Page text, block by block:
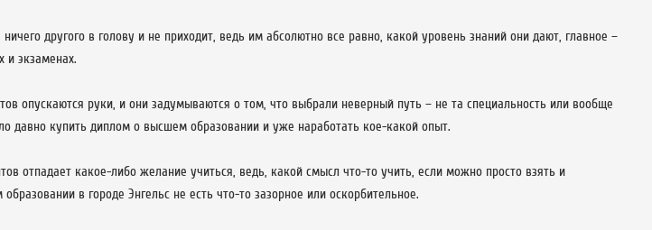
другого в голову и не приходит, ведь им абсолютно все равно, какой уровень знаний они дают, главное –
и экзаменах.
опускаются руки, и они задумываются о том, что выбрали неверный путь – не та специальность или вообще
давно купить диплом о высшем образовании и уже наработать кое-какой опыт.
отпадает какое-либо желание учиться, ведь, какой смысл что-то учить, если можно просто взять и
в городе Энгельс не есть что-то зазорное или оскорбительное.